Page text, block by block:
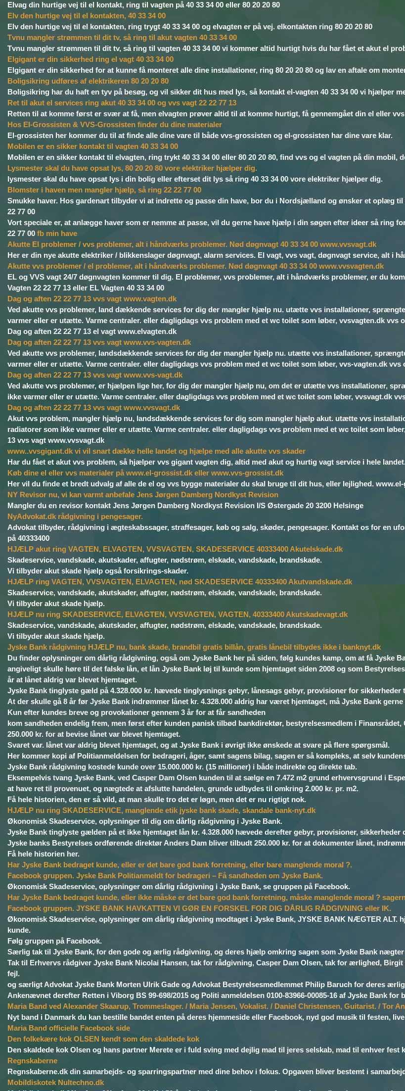
Elvag din hurtige vej til el kontakt, ring til vagten på 40 33 34 00 eller 80 20 20 80
Elv den hurtige vej til el kontakten, 40 33 34 00
Elv den hurtige vej til el kontakten, ring trygt 40 33 34 00 og elvagten er på vej. elkontakten ring 80 20 20 80
Tvnu mangler strømmen til dit tv, så ring til akut vagten 40 33 34 00
Tvnu mangler strømmen til dit tv, så ring til vagten 40 33 34 00 vi kommer altid hurtigt hvis du har fået et akut el
Elgigant er din sikkerhed ring el vagt 40 33 34 00
Elgigant er din sikkerhed for at kunne få monteret alle dine installationer, ring 80 20 20 80 og lav en aftale om
Boligsikring udføres af elektrikeren 80 20 20 80
Boligsikring har du haft en tyv på besøg, og vil sikker dit hus med lys, så kontakt el-vagten 40 33 34 00 vi hjælper
Ret til akut el services ring akut 40 33 34 00 og vvs vagt 22 22 77 13
Retten til at komme først er svær at få, men elvagten prøver altid til at komme hurtigt, få gennemgået din el eller
Hos El-Grossisten & VVS-Grossisten finder du dine materialer
El-grossisten her kommer du til at finde alle dine vare til både vvs-grossisten og el-grossisten har dine vare klar.
Mobilen er en sikker kontakt til vagten 40 33 34 00
Mobilen er en sikker kontakt til elvagten, ring trykt 40 33 34 00 eller 80 20 20 80, find vvs og el vagten på din
Lysmester skal du have opsat lys, 80 20 20 80 vore elektriker hjælper dig.
lysmester skal du have opsat lys i din bolig eller efterset dit lys så ring 40 33 34 00 vore elektriker hjælper dig.
Blomster i haven men mangler hjælp, så ring 22 22 77 00
Smukke haver. Hos gardenart tilbyder vi at indrette og passe din have, bor du i Nordsjælland og ønsker et oplæg
22 77 00
Vort speciale er, at anlægge haver som er nemme at passe, vil du gerne have hjælp i din søgen efter ideer så ring
22 77 00 fb min have
Akutte El problemer / vvs problemer, alt i håndværks problemer. Nød døgnvagt 40 33 34 00 www.vvsvagt.dk
Her er din nye akutte elektriker / blikkenslager døgnvagt, alarm services. El vagt, vvs vagt, døgnvagt service, alt i
Akutte vvs problemer / el problemer, alt i håndværks problemer. Nød døgnvagt 40 33 34 00 www.vvsvagten.dk
EL og VVS vagt 24/7 døgnvagten kommer til dig. El problemer, vvs problemer, alt i håndværks problemer, er du
Vagten 22 22 77 13 eller EL Vagten 40 33 34 00
Dag og aften 22 22 77 13 vvs vagt www.vagten.dk
Ved akutte vvs problemer, land dækkende services for dig der mangler hjælp nu. utætte vvs installationer,
varmer eller er utætte. Varme centraler. eller dagligdags vvs problem med et wc toilet som løber, vvsvagten.dk vvs
Dag og aften 22 22 77 13 el vagt www.elvagten.dk
Dag og aften 22 22 77 13 vvs vagt www.vvs-vagten.dk
Ved akutte vvs problemer, landsdækkende services for dig der mangler hjælp nu. utætte vvs installationer,
varmer eller er utætte. Varme centraler. eller dagligdags vvs problem med et wc toilet som løber, vvs-vagten.dk
Dag og aften 22 22 77 13 vvs vagt www.vvs-vagt.dk
Ved akutte vvs problemer, er hjælpen lige her, for dig der mangler hjælp nu, om det er utætte vvs installationer,
ikke varmer eller er utætte. Varme centraler. eller dagligdags vvs problem med et wc toilet som løber, vvsvagt.dk
Dag og aften 22 22 77 13 vvs vagt www.vvsvagt.dk
Akut vvs problem, mangler hjælp nu, landsdækkende services for dig som mangler hjælp akut. utætte vvs
radiatorer som ikke varmer eller er utætte. Varme centraler. eller dagligdags vvs problem med et wc toilet som
13 vvs vagt www.vvsvagt.dk
www..vvsgigant.dk vi vil snart dække helle landet og hjælpe med alle akutte vvs skader
Har du fået et akut vvs problem, så hjælper vvs gigant vagten dig, altid med akut og hurtig vagt service i hele
Køb dine el eller vvs materialer på www.el-grossist.dk eller www.vvs-grossist.dk
Her vil du finde et bredt udvalg af alle de el og vvs bygge materialer du skal bruge til dit hus, eller lejlighed.
NY Revisor nu, vi kan varmt anbefale Jens Jørgen Damberg Nordkyst Revision
Mangler du en revisor kontakt Jens Jørgen Damberg Nordkyst Revision I/S Østergade 20 3200 Helsinge
NyAdvokat.dk rådgivning i pengesager.
Advokat tilbyder, rådgivning i ægteskabssager, straffesager, køb og salg, skøder, pengesager. Kontakt os for en
på 40333400
HJÆLP akut ring VAGTEN, ELVAGTEN, VVSVAGTEN, SKADESERVICE 40333400 Akutelskade.dk
Skadeservice, vandskade, akutskader, affugter, nødstrøm, elskade, vandskade, brandskade.
Vi tilbyder akut skade hjælp også forsikrings-skader.
HJÆLP ring VAGTEN, VVSVAGTEN, ELVAGTEN, nød SKADESERVICE 40333400 Akutvandskade.dk
Skadeservice, vandskade, akutskader, affugter, nødstrøm, elskade, vandskade, brandskade.
Vi tilbyder akut skade hjælp.
HJÆLP nu ring SKADESERVICE, ELVAGTEN, VVSVAGTEN, VAGTEN, 40333400 Akutskadevagt.dk
Skadeservice, vandskade, akutskader, affugter, nødstrøm, elskade, vandskade, brandskade.
Vi tilbyder akut skade hjælp.
Jyske Bank rådgivning HJÆLP nu, bank skade, brandbil gratis billån, gratis lånebil tilbydes ikke i banknyt.dk
Du finder oplysninger om dårlig rådgivning, også om Jyske Bank her på siden, følg kundes kamp, om at få Jyske
angiveligt skulle høre til det falske lån, et lån Jyske Bank løj til kunde som hjemtaget siden 2008 og som
år at lånet aldrig var blevet hjemtaget.
Jyske Bank tinglyste gæld på 4.328.000 kr. hævede tinglysnings gebyr, lånesags gebyr, provisioner for
At der skulle gå 8 år før Jyske Bank indrømmer lånet kr. 4.328.000 aldrig har været hjemtaget, må Jyske Bank
Kun efter kundes breve og provokationer gennem 3 år for at får sandheden
kom sandheden endelig frem, men først efter kunden panisk tilbød bankdirektør, bestyrelsesmedlem i
250.000 kr. for at bevise lånet var blevet hjemtaget.
Svaret var. lånet var aldrig blevet hjemtaget, og at Jyske Bank i øvrigt ikke ønskede at svare på flere spørgsmål.
Her kommer kopi af Politianmeldelsen for bedrageri, åger, samt sagens bilag, sagen er så kompleks, at selv
Jyske Bank rådgivning kostede kunde over 15.000.000 kr. (15 millioner) i både indirekte og direkte tab.
Eksempelvis tvang Jyske Bank, ved Casper Dam Olsen kunden til at sælge en 7.472 m2 grund erhvervsgrund i
at have ret til provenuet, og nægtede at afslutte handelen, grunde udbydes til omkring 2.000 kr. pr. m2.
Få hele historien, den er så vild, at man skulle tro det er løgn, men det er nu rigtigt nok.
HJÆLP nu ring SKADESERVICE, manglende etik jyske bank skade, skandale bank-nyt.dk
Økonomisk Skadeservice, oplysninger til dig om dårlig rådgivning i Jyske Bank.
Jyske Bank tinglyste gælden på et ikke hjemtaget lån kr. 4.328.000 hævede derefter gebyr, provisioner,
Jyske banks Bestyrelses ordførende direktør Anders Dam bliver tilbudt 250.000 kr. for at dokumenter lånet,
Få hele historien her.
Har Jyske Bank bedraget kunde, eller er det bare god bank forretning, eller bare manglende moral ?.
Facebook gruppen. Jyske Bank Politianmeldt for bedrageri – Få sandheden om Jyske Bank.
Økonomisk Skadeservice, oplysninger om dårlig rådgivning i Jyske Bank, se gruppen på Facebook.
Har Jyske Bank bedraget kunde, eller ikke måske er det bare god bank forretning, måske manglende moral ?
Facebook gruppen. JYSKE BANK HAVKATTEN VI GØR EN FORSKEL FOR DIG DÅRLIG RÅDGIVNING eller IK.
Økonomisk Skadeservice, oplysninger om dårlig rådgivning modtaget i Jyske Bank, JYSKE BANK NÆGTER ALT.
kunde.
Følg gruppen på Facebook.
Særlig tak til Jyske Bank, for den gode og ærlig rådgivning, og deres hjælp omkring sagen som Jyske Bank
Tak til Erhvervs rådgiver Jyske Bank Nicolai Hansen, tak for rådgivning, Casper Dam Olsen, tak for ærlighed,
fejl.
og særligt Advokat Jyske Bank Morten Ulrik Gade og Advokat Bestyrelsesmedlemmet Philip Baruch for deres
Ankenævnet derefter Retten i Viborg BS 99-698/2015 og Politi anmeldelsen 0100-83966-00085-16 af Jyske Bank for
Maria Band ved Alexander Skaarup, Trommeslager. / Maria Jensen, Vokalist. / Daniel Christensen, Guitarist. / Tor
Nyt band i Danmark du kan bestille bandet enten på deres hjemmeside eller Facebook, nyd god musik til festen,
Maria Band officielle Facebook side
Den folkekære kok OLSEN kendt som den skaldede kok
Den skaldede kok Olsen og hans partner Merete er i fuld sving med dejlig mad til jeres selskab, mad til enhver
Regnskaberne
Regnskaberne.dk din samarbejds- og sparringspartner med dine behov i fokus. Opgaven bliver bestemt i
Mobildiskotek Nultechno.dk